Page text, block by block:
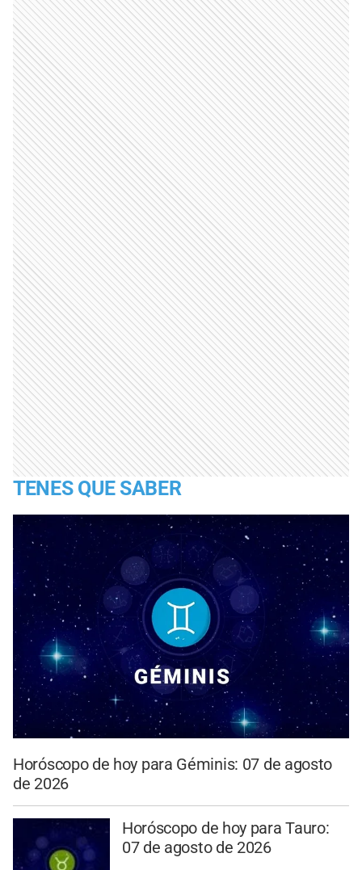
TENES QUE SABER
Horóscopo de hoy para Géminis: 07 de agosto
de 2026
Horóscopo de hoy para Tauro:
07 de agosto de 2026